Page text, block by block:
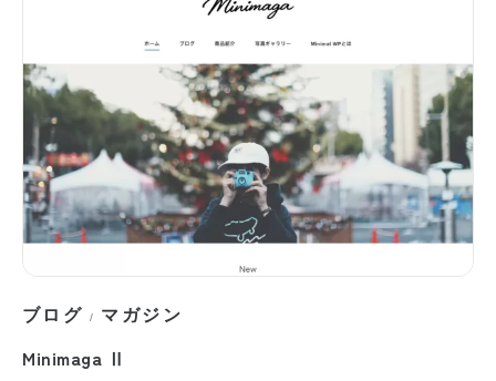
ブログ / マガジン
Minimaga Ⅱ